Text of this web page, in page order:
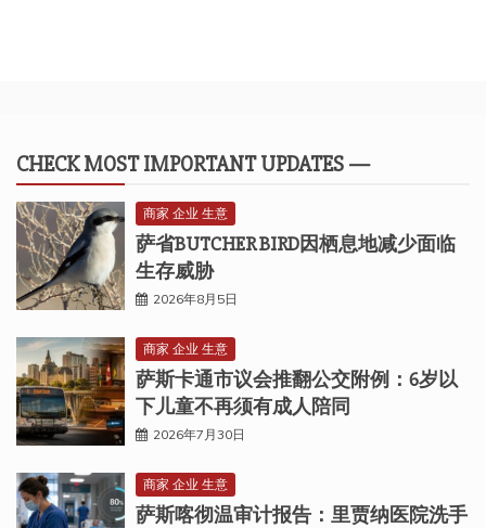
CHECK MOST IMPORTANT UPDATES —
商家 企业 生意
萨省BUTCHER BIRD因栖息地减少面临
生存威胁
2026年8月5日
商家 企业 生意
萨斯卡通市议会推翻公交附例：6岁以
下儿童不再须有成人陪同
2026年7月30日
商家 企业 生意
萨斯喀彻温审计报告：里贾纳医院洗手